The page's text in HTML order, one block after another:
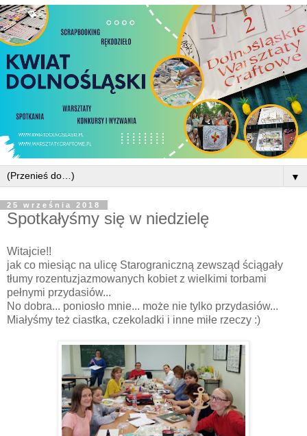
▼
25 września 2018
Spotkałyśmy się w niedzielę
Witajcie!!
jak co miesiąc na ulicę Starograniczną zewsząd ściągały
tłumy rozentuzjazmowanych kobiet z wielkimi torbami
pełnymi przydasiów...
No dobra... poniosło mnie... może nie tylko przydasiów...
Miałyśmy też ciastka, czekoladki i inne miłe rzeczy :)